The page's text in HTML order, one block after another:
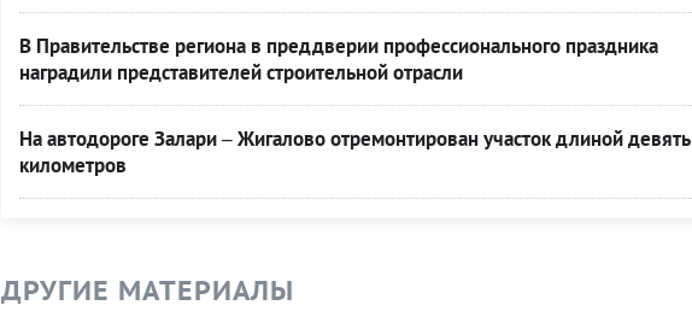
В Правительстве региона в преддверии профессионального праздника
наградили представителей строительной отрасли
На автодороге Залари – Жигалово отремонтирован участок длиной девять
километров
ДРУГИЕ МАТЕРИАЛЫ